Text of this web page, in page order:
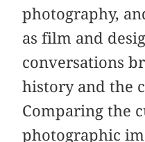
photography,
as film and
conversations
history and the
Comparing the
photographic